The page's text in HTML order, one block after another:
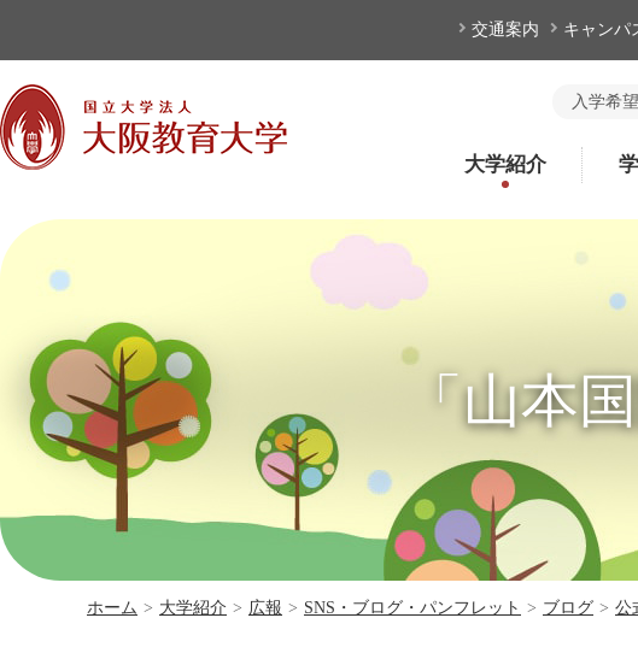
交通案内 キャンパ
入学希
大学紹介
「山本
ホーム > 大学紹介 > 広報 > SNS・ブログ・パンフレット > ブログ > 公